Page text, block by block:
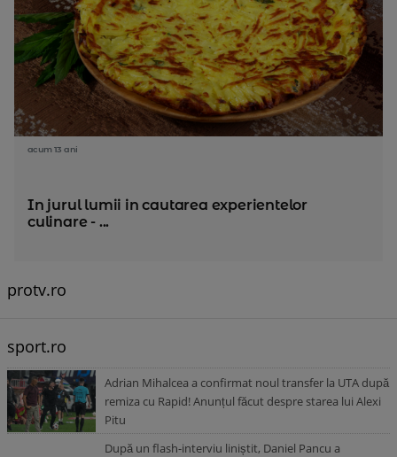
acum 13 ani
In jurul lumii in cautarea experientelor
culinare - ...
protv.ro
sport.ro
Adrian Mihalcea a confirmat noul transfer la UTA după
remiza cu Rapid! Anunțul făcut despre starea lui Alexi
Pitu
După un flash-interviu liniștit, Daniel Pancu a